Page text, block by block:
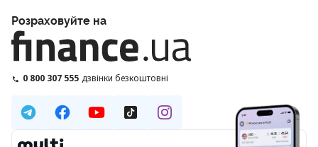
Розраховуйте на
0 800 307 555 дзвінки безкоштовні